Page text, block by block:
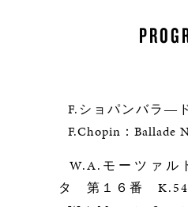
F.ショパンバラ―
F.Chopin：Ballade
W.A.モーツァル
タ 第１６番